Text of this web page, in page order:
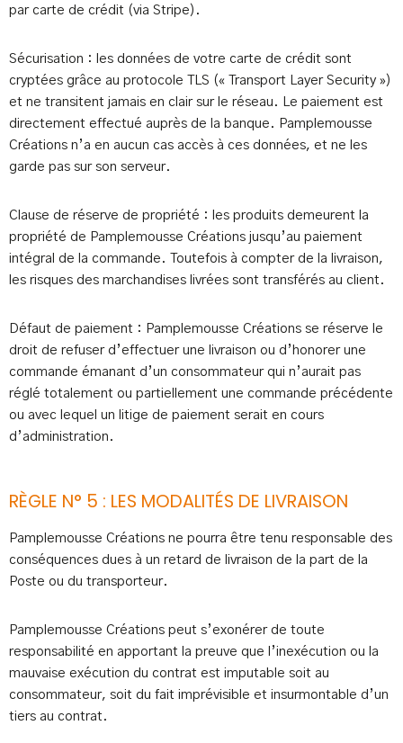
par carte de crédit (via Stripe).
Sécurisation : les données de votre carte de crédit sont
cryptées grâce au protocole TLS (« Transport Layer Security »)
et ne transitent jamais en clair sur le réseau. Le paiement est
directement effectué auprès de la banque. Pamplemousse
Créations n’a en aucun cas accès à ces données, et ne les
garde pas sur son serveur.
Clause de réserve de propriété : les produits demeurent la
propriété de Pamplemousse Créations jusqu’au paiement
intégral de la commande. Toutefois à compter de la livraison,
les risques des marchandises livrées sont transférés au client.
Défaut de paiement : Pamplemousse Créations se réserve le
droit de refuser d’effectuer une livraison ou d’honorer une
commande émanant d’un consommateur qui n’aurait pas
réglé totalement ou partiellement une commande précédente
ou avec lequel un litige de paiement serait en cours
d’administration.
RÈGLE N° 5 : LES MODALITÉS DE LIVRAISON
Pamplemousse Créations ne pourra être tenu responsable des
conséquences dues à un retard de livraison de la part de la
Poste ou du transporteur.
Pamplemousse Créations peut s’exonérer de toute
responsabilité en apportant la preuve que l’inexécution ou la
mauvaise exécution du contrat est imputable soit au
consommateur, soit du fait imprévisible et insurmontable d’un
tiers au contrat.